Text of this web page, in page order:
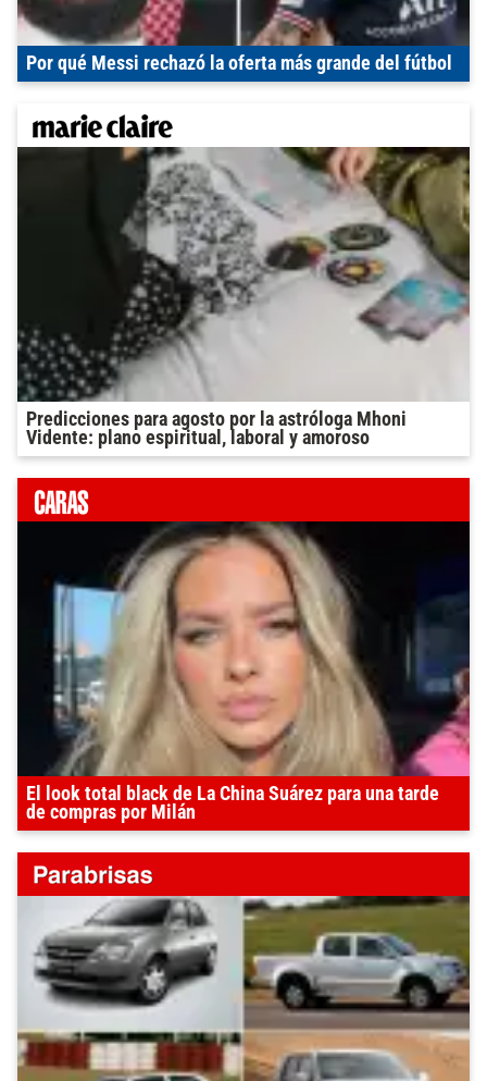
Por qué Messi rechazó la oferta más grande del fútbol
Predicciones para agosto por la astróloga Mhoni
Vidente: plano espiritual, laboral y amoroso
El look total black de La China Suárez para una tarde
de compras por Milán